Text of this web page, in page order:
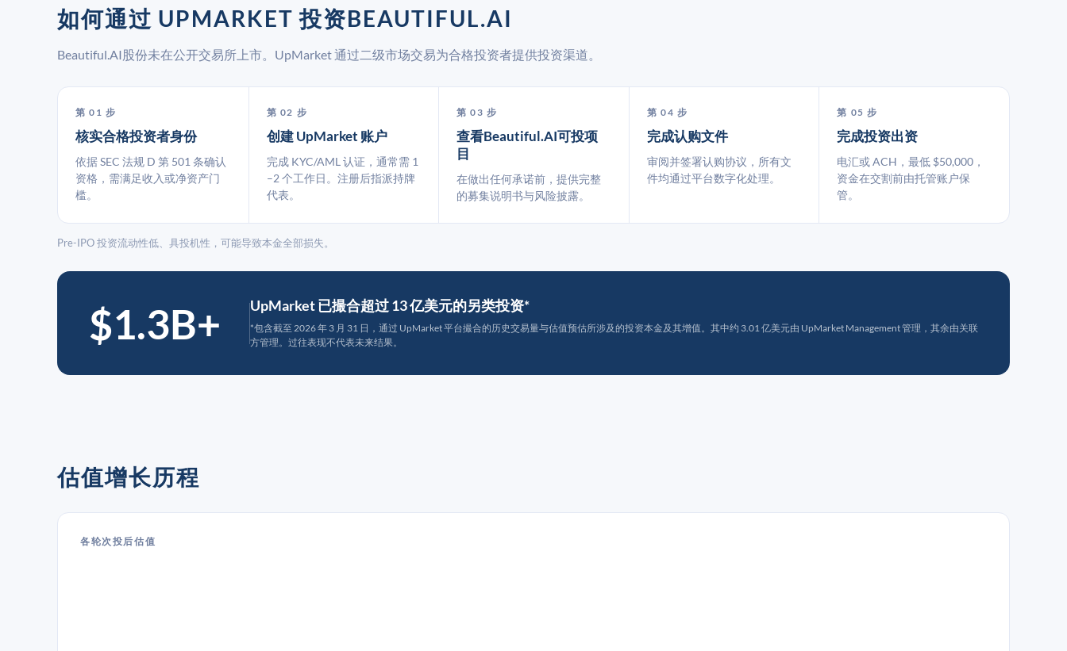
如何通过 UPMARKET 投资BEAUTIFUL.AI
Beautiful.AI股份未在公开交易所上市。UpMarket 通过二级市场交易为合格投资者提供投资渠道。
第 01 步
核实合格投资者身份
依据 SEC 法规 D 第 501 条确认
资格，需满足收入或净资产门
槛。
第 02 步
创建 UpMarket 账户
完成 KYC/AML 认证，通常需 1
–2 个工作日。注册后指派持牌
代表。
第 03 步
查看Beautiful.AI可投项
目
在做出任何承诺前，提供完整
的募集说明书与风险披露。
第 04 步
完成认购文件
审阅并签署认购协议，所有文
件均通过平台数字化处理。
第 05 步
完成投资出资
电汇或 ACH，最低 $50,000，
资金在交割前由托管账户保
管。
Pre-IPO 投资流动性低、具投机性，可能导致本金全部损失。
$1.3B+ UpMarket 已撮合超过 13 亿美元的另类投资*
*包含截至 2026 年 3 月 31 日，通过 UpMarket 平台撮合的历史交易量与估值预估所涉及的投资本金及其增值。其中约 3.01 亿美元由 UpMarket Management 管理，其余由关联
方管理。过往表现不代表未来结果。
估值增长历程
各轮次投后估值